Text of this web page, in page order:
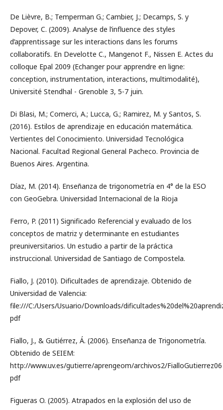
De Lièvre, B.; Temperman G.; Cambier, J.; Decamps, S. y
Depover, C. (2009). Analyse de l’influence des styles
d’apprentissage sur les interactions dans les forums
collaboratifs. En Develotte C., Mangenot F., Nissen E. Actes du
colloque Epal 2009 (Echanger pour apprendre en ligne:
conception, instrumentation, interactions, multimodalité),
Université Stendhal - Grenoble 3, 5-7 juin.
Di Blasi, M.; Comerci, A.; Lucca, G.; Ramirez, M. y Santos, S.
(2016). Estilos de aprendizaje en educación matemática.
Vertientes del Conocimiento. Universidad Tecnológica
Nacional. Facultad Regional General Pacheco. Provincia de
Buenos Aires. Argentina.
Díaz, M. (2014). Enseñanza de trigonometría en 4° de la ESO
con GeoGebra. Universidad Internacional de la Rioja
Ferro, P. (2011) Significado Referencial y evaluado de los
conceptos de matriz y determinante en estudiantes
preuniversitarios. Un estudio a partir de la práctica
instruccional. Universidad de Santiago de Compostela.
Fiallo, J. (2010). Dificultades de aprendizaje. Obtenido de
Universidad de Valencia:
file:///C:/Users/Usuario/Downloads/
pdf
Fiallo, J., & Gutiérrez, Á. (2006). Enseñanza de Trigonometría.
Obtenido de SEIEM:
http://www.uv.es/gutierre/aprengeom/archivos2/FialloGutierrez06
pdf
Figueras O. (2005). Atrapados en la explosión del uso de